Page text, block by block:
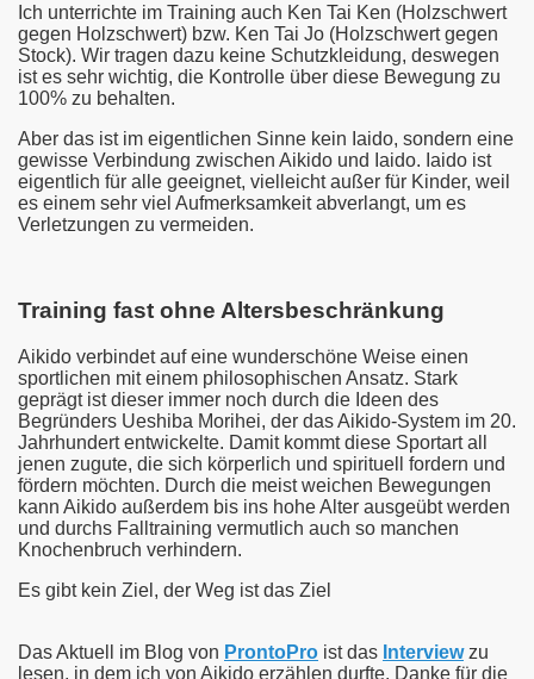
Ich unterrichte im Training auch Ken Tai Ken (Holzschwert
gegen Holzschwert) bzw. Ken Tai Jo (Holzschwert gegen
Stock). Wir tragen dazu keine Schutzkleidung, deswegen
ist es sehr wichtig, die Kontrolle über diese Bewegung zu
100% zu behalten.
Aber das ist im eigentlichen Sinne kein Iaido, sondern eine
gewisse Verbindung zwischen Aikido und Iaido. Iaido ist
eigentlich für alle geeignet, vielleicht außer für Kinder, weil
es einem sehr viel Aufmerksamkeit abverlangt, um es
Verletzungen zu vermeiden.
Training fast ohne Altersbeschränkung
Aikido verbindet auf eine wunderschöne Weise einen
sportlichen mit einem philosophischen Ansatz. Stark
geprägt ist dieser immer noch durch die Ideen des
Begründers Ueshiba Morihei, der das Aikido-System im 20.
Jahrhundert entwickelte. Damit kommt diese Sportart all
jenen zugute, die sich körperlich und spirituell fordern und
fördern möchten. Durch die meist weichen Bewegungen
kann Aikido außerdem bis ins hohe Alter ausgeübt werden
und durchs Falltraining vermutlich auch so manchen
Knochenbruch verhindern.
Es gibt kein Ziel, der Weg ist das Ziel
Das Aktuell im Blog von ProntoPro ist das Interviewzu
lesen, in dem ich von Aikido erzählen durfte. Danke für die